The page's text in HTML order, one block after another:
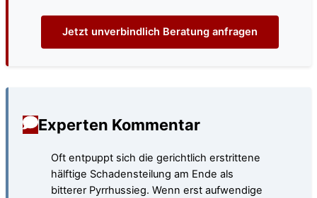
Jetzt unverbindlich Beratung anfragen
Experten Kommentar
Oft entpuppt sich die gerichtlich erstrittene
hälftige Schadensteilung am Ende als
bitterer Pyrrhussieg. Wenn erst aufwendige